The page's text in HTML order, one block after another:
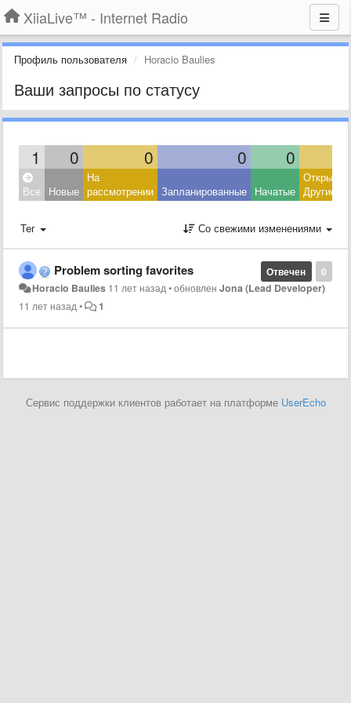
XiiaLive™ - Internet Radio
Профиль пользователя Horacio Baulies
Ваши запросы по статусу
1 0 0 0 0
Все Новые
На
рассмотрении Запланированные Начатые Другие
Тег Со свежими изменениями
0
Отвечен
Problem sorting favorites
Horacio Baulies 11 лет назад•обновленJona (Lead Developer)
11 лет назад• 1
Сервис поддержки клиентов работает на платформе UserEcho